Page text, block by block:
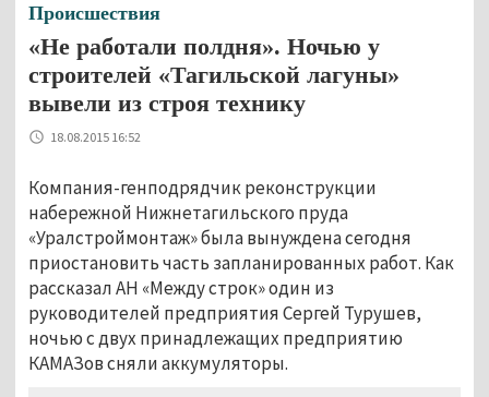
Происшествия
«Не работали полдня». Ночью у
строителей «Тагильской лагуны»
вывели из строя технику
18.08.2015 16:52
Компания-генподрядчик реконструкции
набережной Нижнетагильского пруда
«Уралстроймонтаж» была вынуждена сегодня
приостановить часть запланированных работ. Как
рассказал АН «Между строк» один из
руководителей предприятия Сергей Турушев,
ночью с двух принадлежащих предприятию
КАМАЗов сняли аккумуляторы.